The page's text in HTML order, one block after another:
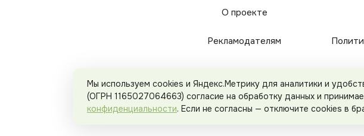
О проекте
Рекламодателям
© 2026
Мы используем cookies и Яндекс.Метрику для аналитики и
(ОГРН 1165027064663) согласие на обработку данных и
конфиденциальности. Если не согласны — отключите cookies в